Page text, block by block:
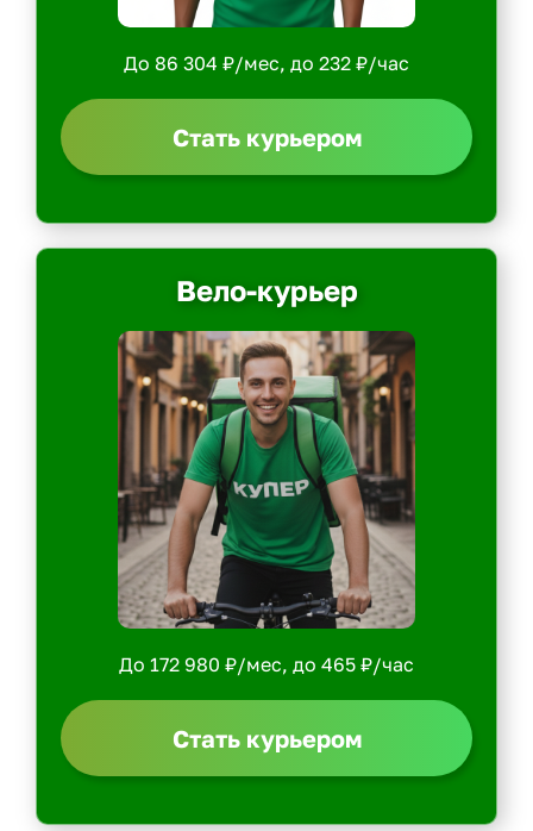
До 86 304 ₽/мес, до 232 ₽/час
Стать курьером
Вело-курьер
До 172 980 ₽/мес, до 465 ₽/час
Стать курьером